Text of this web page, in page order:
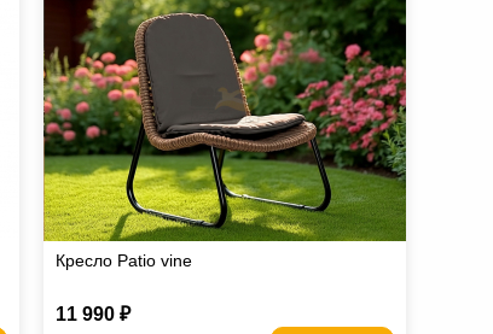
Кресло Patio vine
11 990 ₽